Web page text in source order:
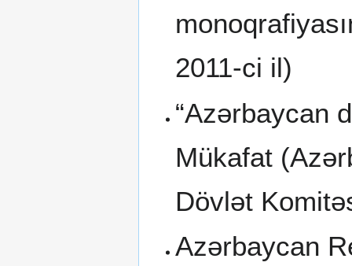
2011-ci il)
“Azərbaycan
Mükafat
Dövlət
Azərbaycan